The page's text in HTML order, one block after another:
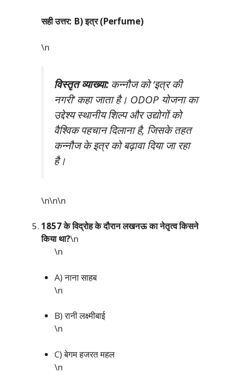
सही उत्तर: B) इत्र (Perfume)
\n
विस्तृत व्याख्या:कन्नौज को ‘इत्र की
नगरी’ कहा जाता है। ODOP योजना का
उद्देश्य स्थानीय शिल्प और उद्योगों को
वैश्विक पहचान दिलाना है, जिसके तहत
कन्नौज के इत्र को बढ़ावा दिया जा रहा
है।
\n\n\n
1857 के विद्रोह के दौरान लखनऊ का नेतृत्व किसने
किया था?\n
\n
A) नाना साहब
\n
B) रानी लक्ष्मीबाई
\n
C) बेगम हजरत महल
\n